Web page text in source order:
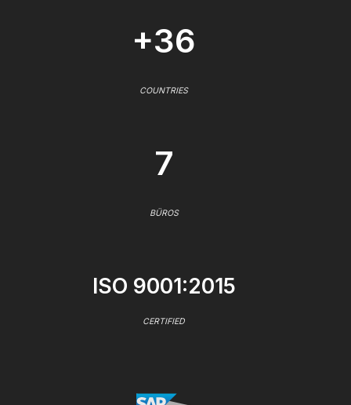
+36
COUNTRIES
7
BÜROS
ISO 9001:2015
CERTIFIED